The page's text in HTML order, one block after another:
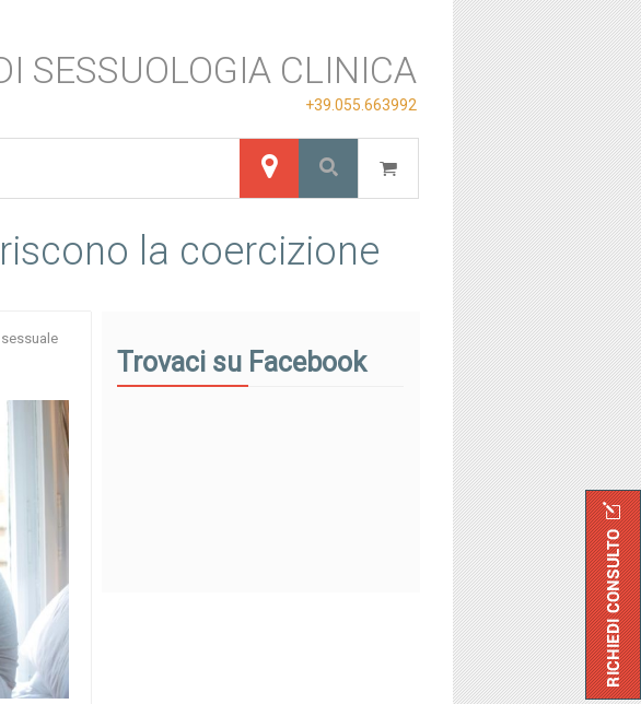
SESSUOLOGIA CLINICA
+39.055.663992
la coercizione
Trovaci su Facebook